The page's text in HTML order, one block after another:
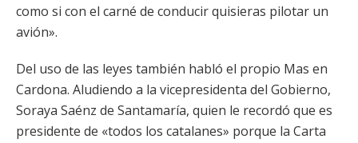
como si con el carné de conducir quisieras pilotar un
avión».
Del uso de las leyes también habló el propio Mas en
Cardona. Aludiendo a la vicepresidenta del Gobierno,
Soraya Saénz de Santamaría, quien le recordó que es
presidente de «todos los catalanes» porque la Carta